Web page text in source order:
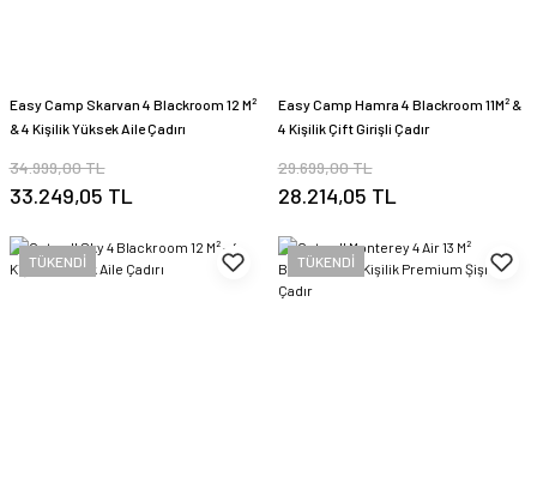
Easy Camp Skarvan 4 Blackroom 12 M²
& 4 Kişilik Yüksek Aile Çadırı
34.999,00 TL
33.249,05 TL
Easy Camp Hamra 4 Blackroom 11M² &
4 Kişilik Çift Girişli Çadır
29.699,00 TL
28.214,05 TL
TÜKENDİ TÜKENDİ